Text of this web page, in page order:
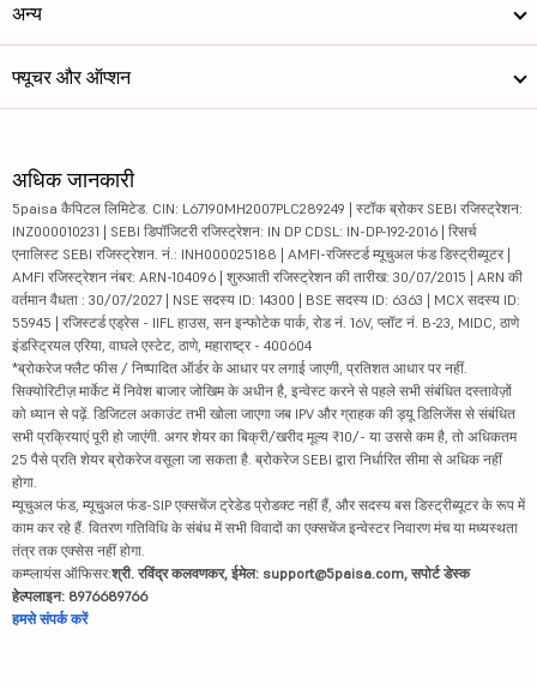
अन्य
फ्यूचर और ऑप्शन
अधिक जानकारी
5paisa कैपिटल लिमिटेड. CIN: L67190MH2007PLC289249 | स्टॉक ब्रोकर SEBI रजिस्ट्रेशन:
INZ000010231 | SEBI डिपॉजिटरी रजिस्ट्रेशन: IN DP CDSL: IN-DP-192-2016 | रिसर्च
एनालिस्ट SEBI रजिस्ट्रेशन. नं.: INH000025188 | AMFI-रजिस्टर्ड म्यूचुअल फंड डिस्ट्रीब्यूटर |
AMFI रजिस्ट्रेशन नंबर: ARN-104096 | शुरुआती रजिस्ट्रेशन की तारीख: 30/07/2015 | ARN की
वर्तमान वैधता : 30/07/2027 | NSE सदस्य ID: 14300 | BSE सदस्य ID: 6363 | MCX सदस्य ID:
55945 | रजिस्टर्ड एड्रेस - IIFL हाउस, सन इन्फोटेक पार्क, रोड नं. 16V, प्लॉट नं. B-23, MIDC, ठाणे
इंडस्ट्रियल एरिया, वाघले एस्टेट, ठाणे, महाराष्ट्र - 400604
*ब्रोकरेज फ्लैट फीस / निष्पादित ऑर्डर के आधार पर लगाई जाएगी, प्रतिशत आधार पर नहीं.
सिक्योरिटीज़ मार्केट में निवेश बाजार जोखिम के अधीन है, इन्वेस्ट करने से पहले सभी संबंधित दस्तावेज़ों
को ध्यान से पढ़ें. डिजिटल अकाउंट तभी खोला जाएगा जब IPV और ग्राहक की ड्यू डिलिजेंस से संबंधित
सभी प्रक्रियाएं पूरी हो जाएंगी. अगर शेयर का बिक्री/खरीद मूल्य ₹10/- या उससे कम है, तो अधिकतम
25 पैसे प्रति शेयर ब्रोकरेज वसूला जा सकता है. ब्रोकरेज SEBI द्वारा निर्धारित सीमा से अधिक नहीं
होगा.
म्यूचुअल फंड, म्यूचुअल फंड-SIP एक्सचेंज ट्रेडेड प्रोडक्ट नहीं हैं, और सदस्य बस डिस्ट्रीब्यूटर के रूप में
काम कर रहे हैं. वितरण गतिविधि के संबंध में सभी विवादों का एक्सचेंज इन्वेस्टर निवारण मंच या मध्यस्थता
तंत्र तक एक्सेस नहीं होगा.
कम्प्लायंस ऑफिसर:श्री. रविंद्र कलवणकर, ईमेल: support@5paisa.com, सपोर्ट डेस्क
हेल्पलाइन: 8976689766
हमसे संपर्क करें